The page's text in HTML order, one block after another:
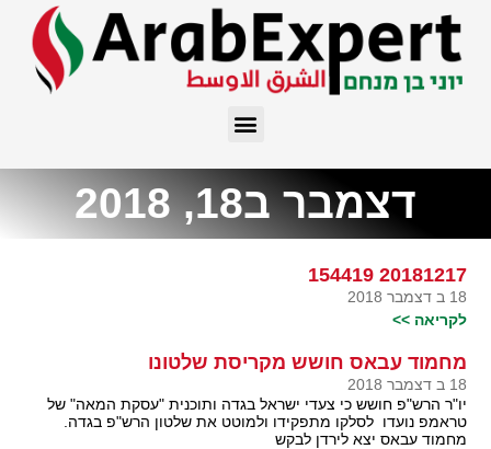
דצמבר ב18, 2018
20181217 154419
18 ב דצמבר 2018
לקריאה >>
מחמוד עבאס חושש מקריסת שלטונו
18 ב דצמבר 2018
יו"ר הרש"פ חושש כי צעדי ישראל בגדה ותוכנית "עסקת המאה" של
טראמפ נועדו לסלקו מתפקידו ולמוטט את שלטון הרש"פ בגדה.
מחמוד עבאס יצא לירדן לבקש